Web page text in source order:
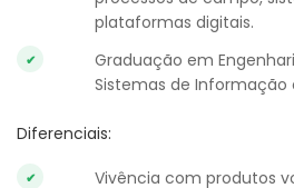
plataformas digitais.
Graduação em
Sistemas de Informação
Diferenciais:
Vivência com produtos